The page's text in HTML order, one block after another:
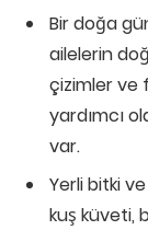
Bir doğa
ailelerin
çizimler ve
yardımcı
var.
Yerli bitki
kuş küveti,